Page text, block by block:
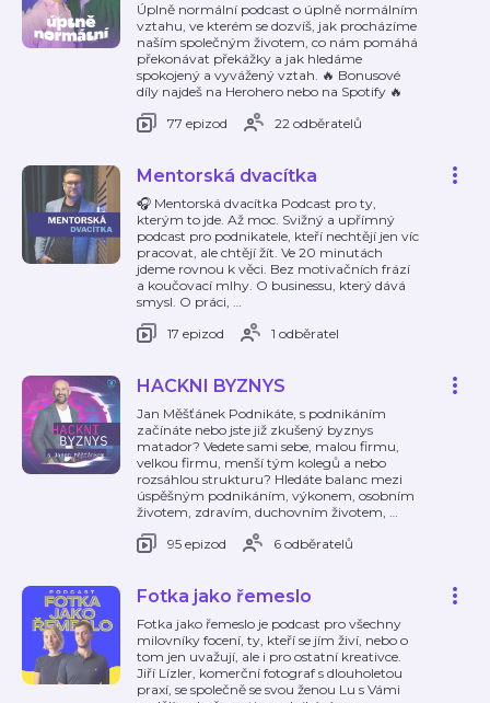
Úplně normální podcast o úplně normálním
vztahu, ve kterém se dozvíš, jak procházíme
naším společným životem, co nám pomáhá
překonávat překážky a jak hledáme
spokojený a vyvážený vztah. 🔥 Bonusové
díly najdeš na Herohero nebo na Spotify 🔥
77 epizod
22 odběratelů
Mentorská dvacítka
🎧 Mentorská dvacítka Podcast pro ty,
kterým to jde. Až moc. Svižný a upřímný
podcast pro podnikatele, kteří nechtějí jen víc
pracovat, ale chtějí žít. Ve 20 minutách
jdeme rovnou k věci. Bez motivačních frází
a koučovací mlhy. O businessu, který dává
smysl. O práci, …
17 epizod
1 odběratel
HACKNI BYZNYS
Jan Měšťánek Podnikáte, s podnikáním
začínáte nebo jste již zkušený byznys
matador? Vedete sami sebe, malou firmu,
velkou firmu, menší tým kolegů a nebo
rozsáhlou strukturu? Hledáte balanc mezi
úspěšným podnikáním, výkonem, osobním
životem, zdravím, duchovním životem, …
95 epizod
6 odběratelů
Fotka jako řemeslo
Fotka jako řemeslo je podcast pro všechny
milovníky focení, ty, kteří se jím živí, nebo o
tom jen uvažují, ale i pro ostatní kreativce.
Jiří Lízler, komerční fotograf s dlouholetou
praxí, se společně se svou ženou Lu s Vámi